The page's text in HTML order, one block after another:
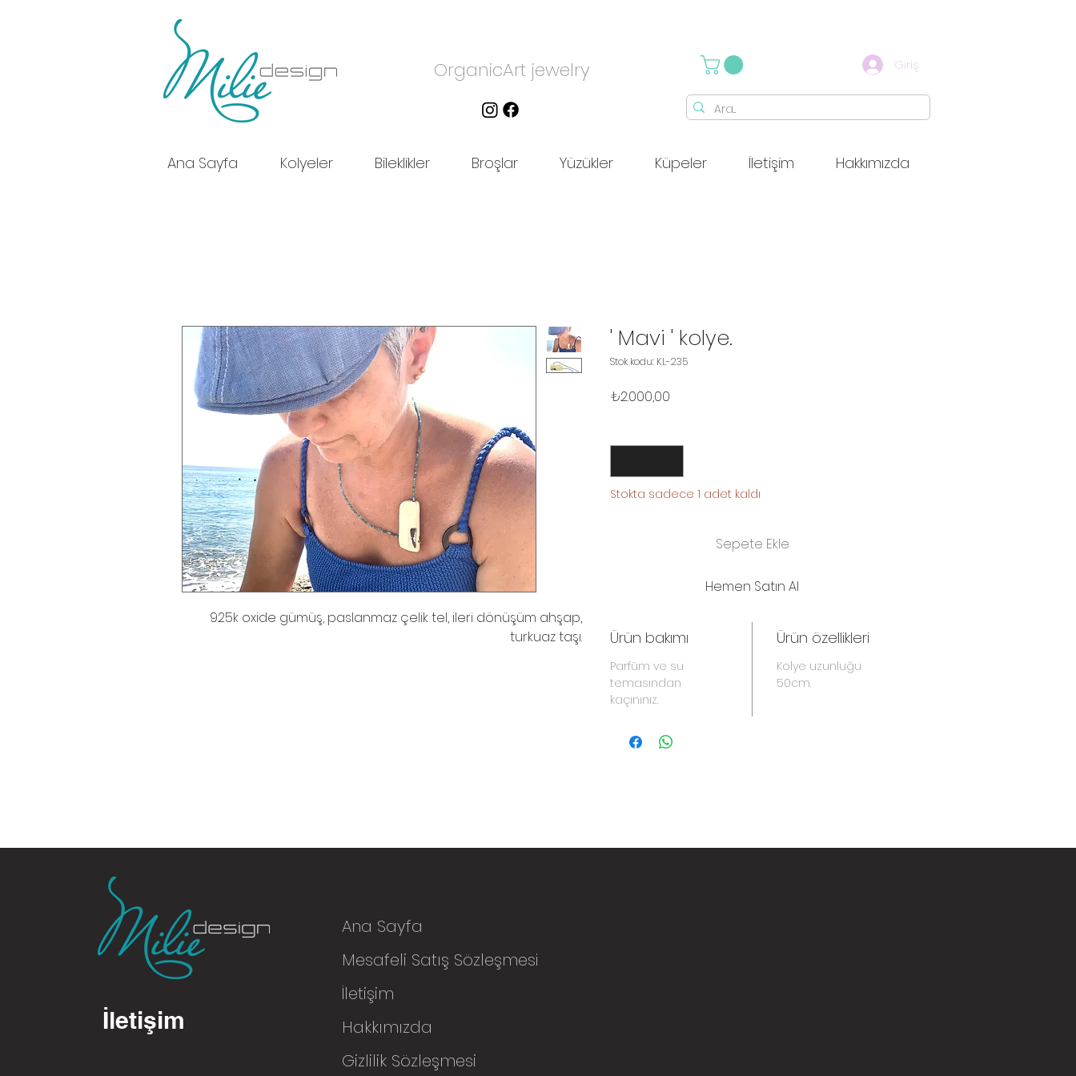
OrganicArt jewelry Giriş
Ana Sayfa Kolyeler Bileklikler Broşlar Yüzükler Küpeler İletişim Hakkımızda
925k oxide gümüş, paslanmaz çelik tel, ileri dönüşüm ahşap,
turkuaz taşı.
' Mavi ' kolye.
Stok kodu: KL-235
₺2.000,00
Stokta sadece 1 adet kaldı
Sepete Ekle
Hemen Satın Al
Ürün bakımı
Parfüm ve su
temasından
kaçınınız.
Ürün özellikleri
Kolye uzunluğu
50cm.
İletişim
Ana Sayfa
Mesafeli Satış Sözleşmesi
İletişim
Hakkımızda
Gizlilik Sözleşmesi